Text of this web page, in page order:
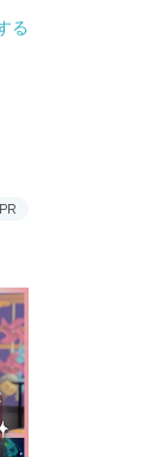
る
PR